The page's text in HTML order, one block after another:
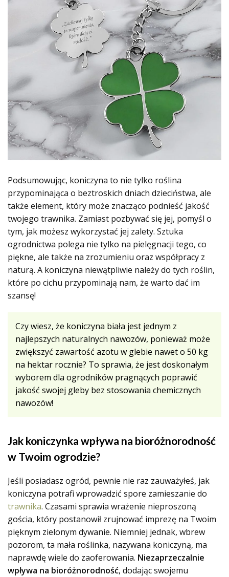
Podsumowując, koniczyna to nie tylko roślina
przypominająca o beztroskich dniach dzieciństwa, ale
także element, który może znacząco podnieść jakość
twojego trawnika. Zamiast pozbywać się jej, pomyśl o
tym, jak możesz wykorzystać jej zalety. Sztuka
ogrodnictwa polega nie tylko na pielęgnacji tego, co
piękne, ale także na zrozumieniu oraz współpracy z
naturą. A koniczyna niewątpliwie należy do tych roślin,
które po cichu przypominają nam, że warto dać im
szansę!
Czy wiesz, że koniczyna biała jest jednym z
najlepszych naturalnych nawozów, ponieważ może
zwiększyć zawartość azotu w glebie nawet o 50 kg
na hektar rocznie? To sprawia, że jest doskonałym
wyborem dla ogrodników pragnących poprawić
jakość swojej gleby bez stosowania chemicznych
nawozów!
Jak koniczynka wpływa na bioróżnorodność
w Twoim ogrodzie?
Jeśli posiadasz ogród, pewnie nie raz zauważyłeś, jak
koniczyna potrafi wprowadzić spore zamieszanie do
trawnika. Czasami sprawia wrażenie nieproszoną
gościa, który postanowił zrujnować imprezę na Twoim
pięknym zielonym dywanie. Niemniej jednak, wbrew
pozorom, ta mała roślinka, nazywana koniczyną, ma
naprawdę wiele do zaoferowania. Niezaprzeczalnie
wpływa na bioróżnorodność, dodając swojemu